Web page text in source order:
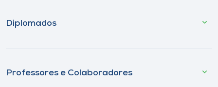
Diplomados
Professores e Colaboradores